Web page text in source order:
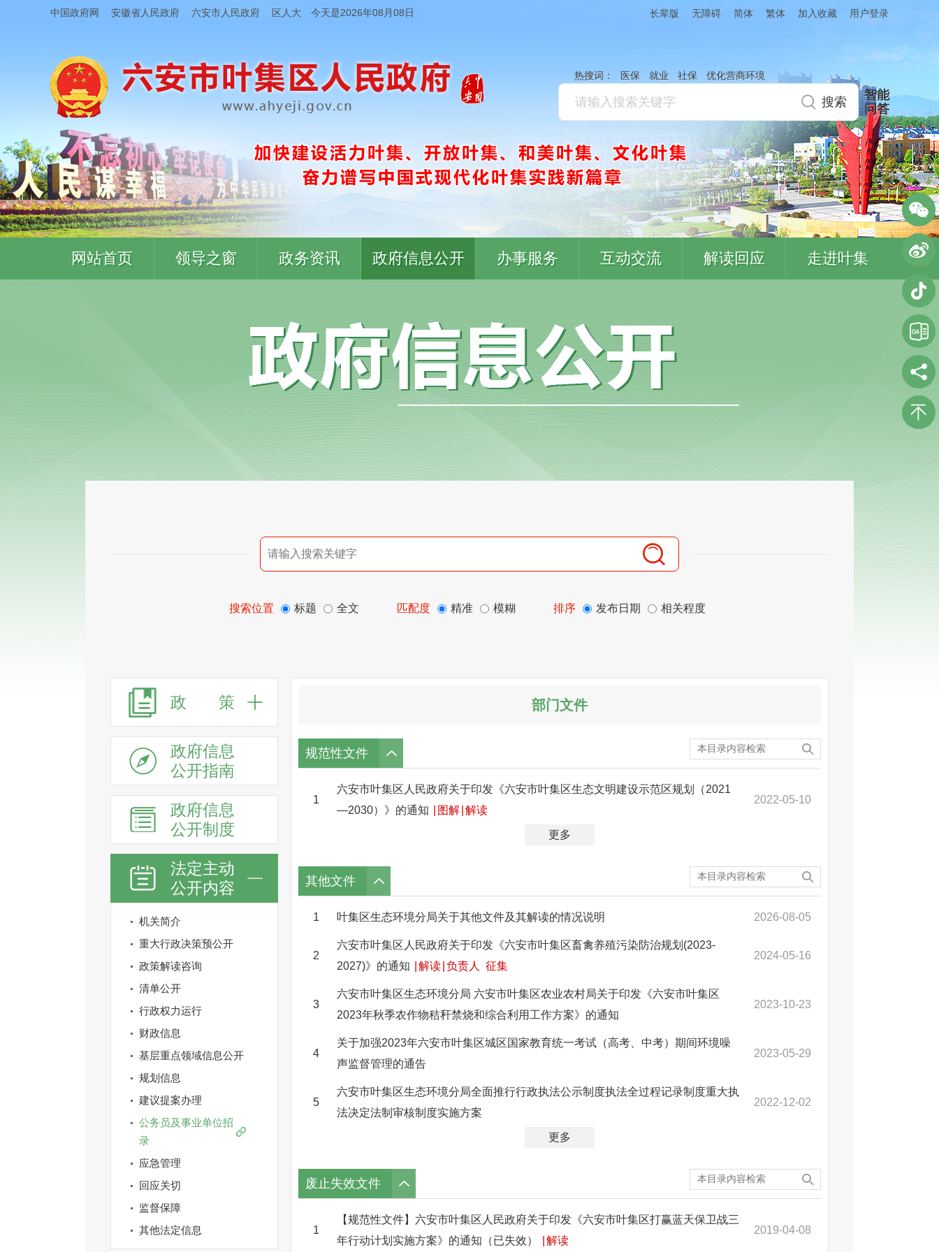
中国政府网 安徽省人民政府 六安市人民政府 区人大 今天是2026年08月08日 长辈版 无障碍 简体 繁体 加入收藏 用户登录
热搜词： 医保 就业 社保 优化营商环境
智能
问答
网站首页 领导之窗 政务资讯 政府信息公开 办事服务 互动交流 解读回应 走进叶集
搜索位置 标题 全文 匹配度 精准 模糊 排序 发布日期 相关程度
政 策
政府信息
公开指南
政府信息
公开制度
法定主动
公开内容
机关简介
重大行政决策预公开
政策解读咨询
清单公开
行政权力运行
财政信息
基层重点领域信息公开
规划信息
建议提案办理
公务员及事业单位招
录
应急管理
回应关切
监督保障
其他法定信息
部门文件
规范性文件
1
六安市叶集区人民政府关于印发《六安市叶集区生态文明建设示范区规划（2021
—2030）》的通知
图解 解读
2022-05-10
更多
其他文件
1 叶集区生态环境分局关于其他文件及其解读的情况说明 2026-08-05
2
六安市叶集区人民政府关于印发《六安市叶集区畜禽养殖污染防治规划(2023-
2027)》的通知
解读 负责人 征集
2024-05-16
3
六安市叶集区生态环境分局 六安市叶集区农业农村局关于印发《六安市叶集区
2023年秋季农作物秸秆禁烧和综合利用工作方案》的通知
2023-10-23
4
关于加强2023年六安市叶集区城区国家教育统一考试（高考、中考）期间环境噪
声监督管理的通告
2023-05-29
5
六安市叶集区生态环境分局全面推行行政执法公示制度执法全过程记录制度重大执
法决定法制审核制度实施方案
2022-12-02
更多
废止失效文件
1
【规范性文件】六安市叶集区人民政府关于印发《六安市叶集区打赢蓝天保卫战三
年行动计划实施方案》的通知（已失效）
解读
2019-04-08